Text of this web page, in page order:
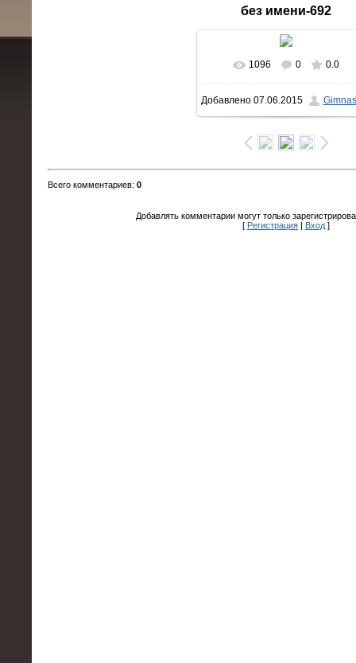
без имени-692
В реальном размере
1600x1066/ 214.1Kb
1096 0 0.0
Добавлено07.06.2015
Всего комментариев: 0
Добавлять комментарии могут только
[ Регистрация Вход]